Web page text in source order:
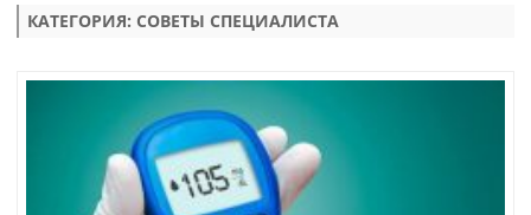
содержимому
КАТЕГОРИЯ: СОВЕТЫ СПЕЦИАЛИСТА